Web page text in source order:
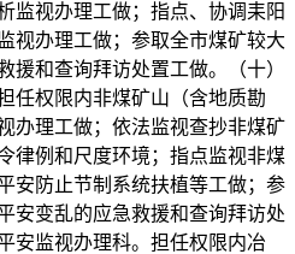
监视办理工做；指点、协调耒阳
视办理工做；参取全市煤矿较大
援和查询拜访处置工做。（十）
任权限内非煤矿山（含地质勘
办理工做；依法监视查抄非煤矿
律例和尺度环境；指点监视非煤
安防止节制系统扶植等工做；参
安变乱的应急救援和查询拜访处
安监视办理科。担任权限内冶